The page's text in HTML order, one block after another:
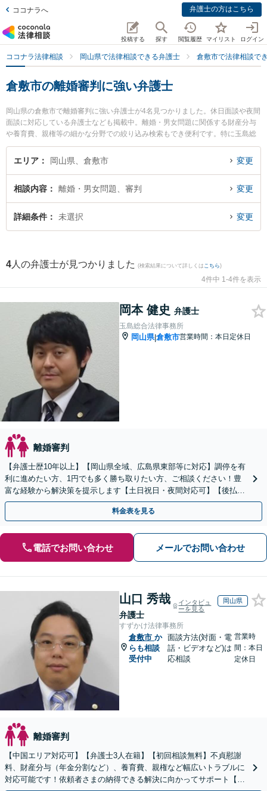
ココナラへ 弁護士の方はこちら
投稿する 探す 閲覧履歴 マイリスト ログイン
ココナラ法律相談 岡山県で法律相談できる弁護士 倉敷市で法律相談で
倉敷市の離婚審判に強い弁護士
岡山県の倉敷市で離婚審判に強い弁護士が4名見つかりました。休日面談や夜間
面談に対応している弁護士なども掲載中。離婚・男女問題に関係する財産分与
や養育費、親権等の細かな分野での絞り込み検索もでき便利です。特に玉島総
合法律事務所の岡本 健史弁護士や青い鳥法律事務所の渋谷 康華弁護士、やまね
法律事務所の山根 務弁護士のプロフィール情報や弁護士費用、強みなどが注目
を検索したい』『初回相談無料で離婚審判を法律相談できる倉敷市内の弁護士
に相談予約したい』などでお困りの相談者さんにおすすめです。
エリア 岡山県、倉敷市 変更
相談内容 離婚・男女問題、審判 変更
詳細条件 未選択 変更
4 人の弁護士が見つかりました (検索結果について詳しくは こちら)
4件中 1-4件を表示
岡本 健史 弁護士
玉島総合法律事務所
岡山県|倉敷市営業時間：本日定休日
離婚審判
【弁護士歴10年以上】【岡山県全域、広島県東部等に対応】調停を有
利に進めたい方、1円でも多く勝ち取りたい方、ご相談ください！豊
富な経験から解決策を提示します【土日祝日・夜間対応可】【後払
い、分割払い応相談】
料金表を見る
電話でお問い合わせ メールでお問い合わせ
山口 秀哉
弁護士
インタビュ
ーを見る
岡山県
すずかけ法律事務所
倉敷市 か
らも相談
受付中
面談方法(対面・電
話・ビデオなど)は
応相談
営業時
間：本日
定休日
離婚審判
【中国エリア対応可】【弁護士3人在籍】【初回相談無料】不貞慰謝
料、財産分与（年金分割など）、養育費、親権など幅広いトラブルに
対応可能です！依頼者さまの納得できる解決に向かってサポート【土